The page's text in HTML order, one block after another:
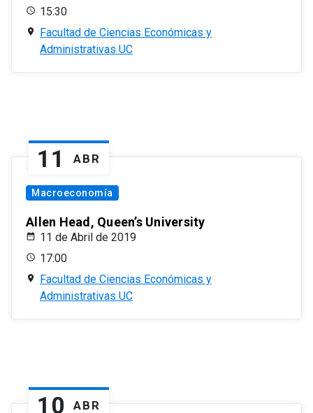
15:30
Facultad de Ciencias Económicas y
Administrativas UC
11 ABR
Macroeconomía
Allen Head, Queen’s University
11 de Abril de 2019
17:00
Facultad de Ciencias Económicas y
Administrativas UC
10 ABR